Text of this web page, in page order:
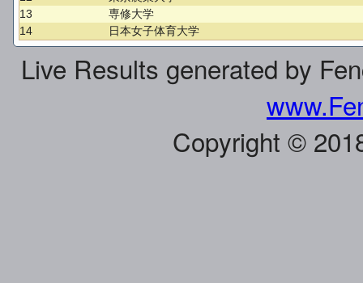
13
専修大学
14
日本女子体育大学
Live Results generated by
Copyright ©